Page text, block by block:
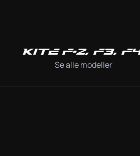
KITE F-2, F3,
Se alle modeller